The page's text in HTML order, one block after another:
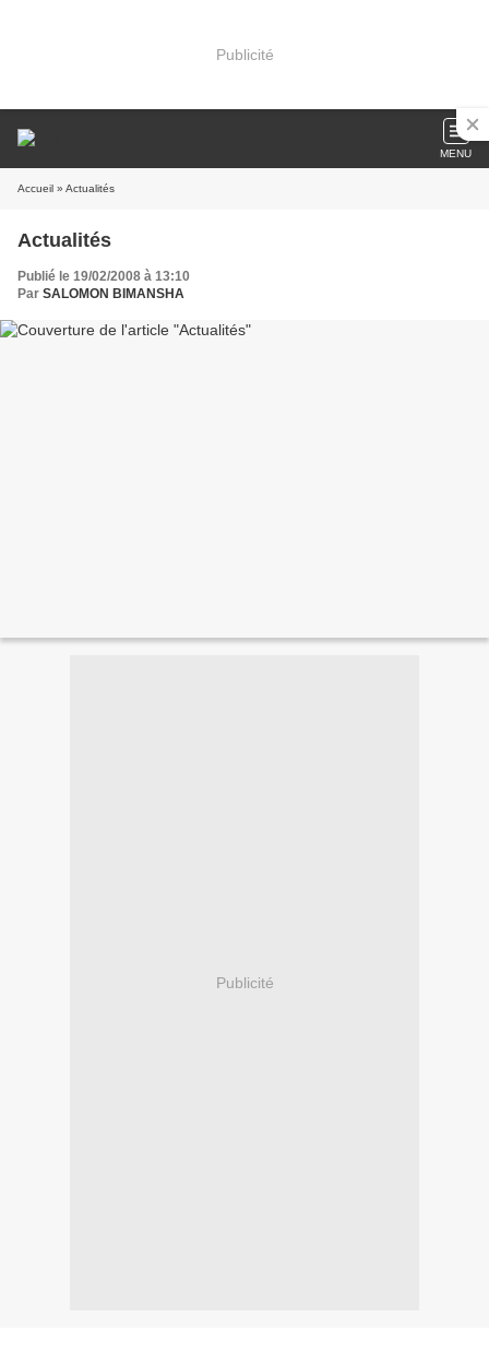
Publicité
MENU
Accueil » Actualités
Actualités
Publié le 19/02/2008 à 13:10
Par SALOMON BIMANSHA
Publicité